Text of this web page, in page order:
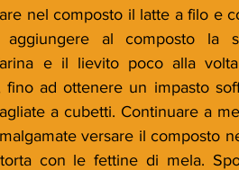
nel composto il latte a filo e
al composto la
e il lievito poco alla
fino ad ottenere un impasto
a cubetti. Continuare a
versare il composto
con le fettine di mela.